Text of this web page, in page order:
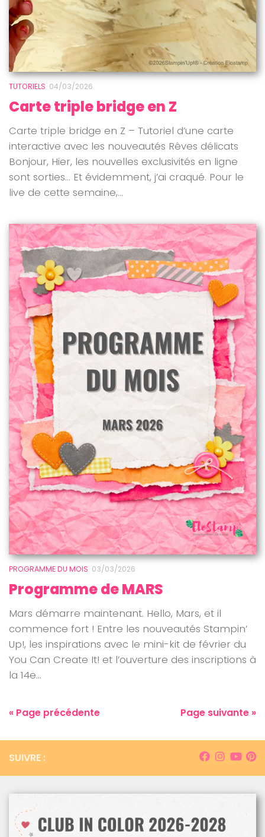
TUTORIELS 04/03/2026
Carte triple bridge en Z
Carte triple bridge en Z – Tutoriel d’une carte
interactive avec les nouveautés Rêves délicats
Bonjour, Hier, les nouvelles exclusivités en ligne
sont sorties… Et évidemment, j’ai craqué. Pour le
live de cette semaine,...
PROGRAMME DU MOIS 03/03/2026
Programme de MARS
Mars démarre maintenant. Hello, Mars, et il
commence fort ! Entre les nouveautés Stampin’
Up!, les inspirations avec le mini-kit de février du
You Can Create It! et l’ouverture des inscriptions à
la 14e...
« Page précédente Page suivante »
SUIVRE :